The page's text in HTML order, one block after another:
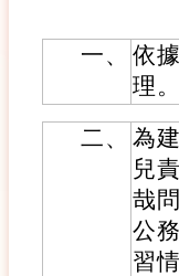
一、
依
理。
二、
為
兒
哉
公
習